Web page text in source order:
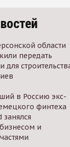
области
передать
для
в Россию экс-
финтеха
занялся
и